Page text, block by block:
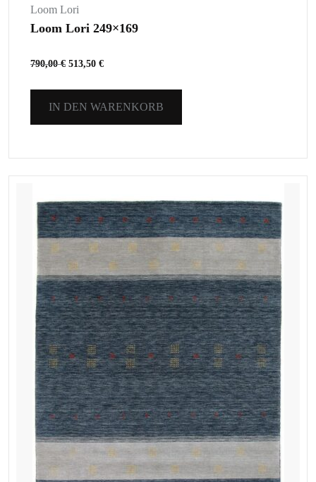
Loom Lori
Loom Lori 249×169
790,00€ 513,50 €
IN DEN WARENKORB